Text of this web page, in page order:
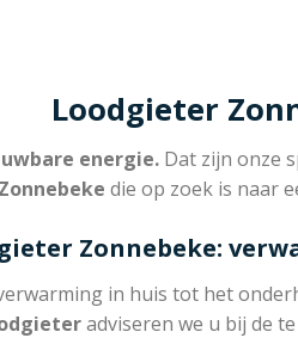
Loodgieter
energie.Dat zijn onze
Zonnebeke die op zoek is naar
Zonnebeke:
in huis tot het
adviseren we u bij de